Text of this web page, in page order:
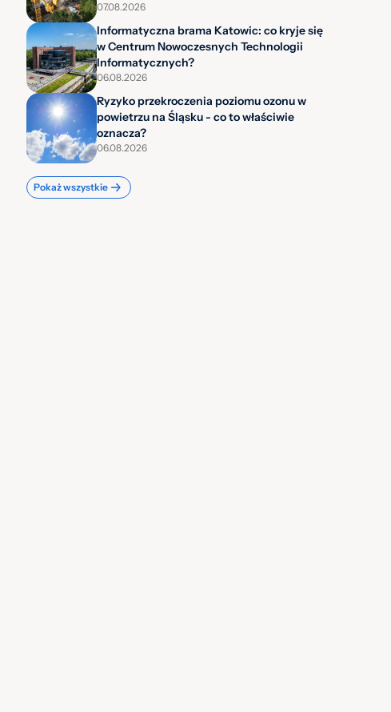
07.08.2026
Informatyczna brama Katowic: co kryje się
w Centrum Nowoczesnych Technologii
Informatycznych?
06.08.2026
Ryzyko przekroczenia poziomu ozonu w
powietrzu na Śląsku - co to właściwie
oznacza?
06.08.2026
Pokaż wszystkie